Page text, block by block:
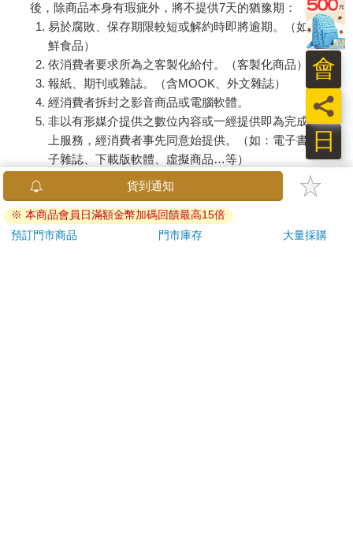
後，除商品本身有瑕疵外，將不提供7天的猶豫期：
易於腐敗、保存期限較短或解約時即將逾期。（如：生
鮮食品）
依消費者要求所為之客製化給付。（客製化商品）
報紙、期刊或雜誌。（含MOOK、外文雜誌）
經消費者拆封之影音商品或電腦軟體。
非以有形媒介提供之數位內容或一經提供即為完成之線
上服務，經消費者事先同意始提供。（如：電子書、電
子雜誌、下載版軟體、虛擬商品…等）
已拆封之個人衛生用品。（如：內衣褲、刮鬍刀、除毛
若非上列種類商品，均享有到貨7天的猶豫期（含例假
日）。
貨到通知
※ 本商品會員日滿額金幣加碼回饋最高15倍
預訂門市商品
門市庫存 大量採購
日
員
會